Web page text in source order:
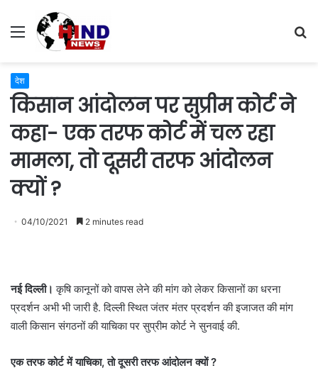
Menu
देश
किसान आंदोलन पर सुप्रीम कोर्ट ने
कहा- एक तरफ कोर्ट में चल रहा
मामला, तो दूसरी तरफ आंदोलन
क्यों ?
04/10/2021 2 minutes read
नई दिल्ली।कृषि कानूनों को वापस लेने की मांग को लेकर किसानों का धरना
प्रदर्शन अभी भी जारी है. दिल्ली स्थित जंतर मंतर प्रदर्शन की इजाजत की मांग
वाली किसान संगठनों की याचिका पर सुप्रीम कोर्ट ने सुनवाई की.
एक तरफ कोर्ट में याचिका, तो दूसरी तरफ आंदोलन क्यों ?